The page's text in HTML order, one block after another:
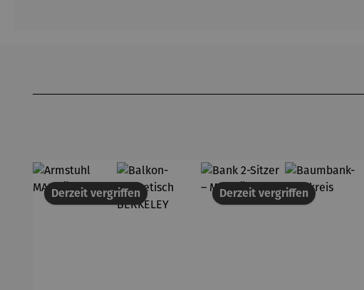
Derzeit vergriffen Derzeit vergriffen